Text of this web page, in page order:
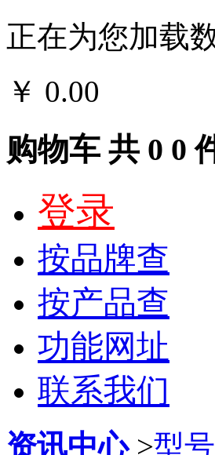
正在为您加载
￥ 0.00
购物车 共 0 0
登录
按品牌查
按产品查
功能网址
联系我们
资讯中心 >型